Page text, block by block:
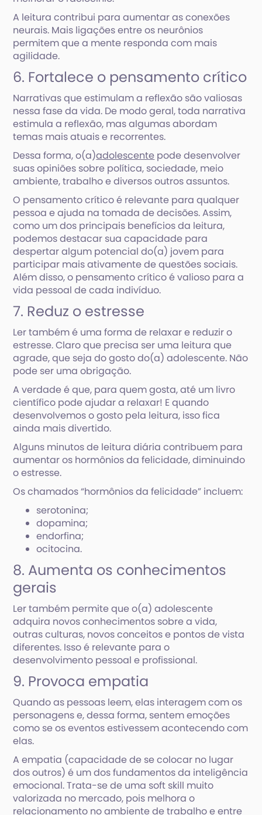
A leitura contribui para aumentar as conexões
neurais. Mais ligações entre os neurônios
permitem que a mente responda com mais
agilidade.
6. Fortalece o pensamento crítico
Narrativas que estimulam a reflexão são valiosas
nessa fase da vida. De modo geral, toda narrativa
estimula a reflexão, mas algumas abordam
temas mais atuais e recorrentes.
Dessa forma, o(a)adolescente pode desenvolver
suas opiniões sobre política, sociedade, meio
ambiente, trabalho e diversos outros assuntos.
O pensamento crítico é relevante para qualquer
pessoa e ajuda na tomada de decisões. Assim,
como um dos principais benefícios da leitura,
podemos destacar sua capacidade para
despertar algum potencial do(a) jovem para
participar mais ativamente de questões sociais.
Além disso, o pensamento crítico é valioso para a
vida pessoal de cada indivíduo.
7. Reduz o estresse
Ler também é uma forma de relaxar e reduzir o
estresse. Claro que precisa ser uma leitura que
agrade, que seja do gosto do(a) adolescente. Não
pode ser uma obrigação.
A verdade é que, para quem gosta, até um livro
científico pode ajudar a relaxar! E quando
desenvolvemos o gosto pela leitura, isso fica
ainda mais divertido.
Alguns minutos de leitura diária contribuem para
aumentar os hormônios da felicidade, diminuindo
o estresse.
Os chamados “hormônios da felicidade” incluem:
serotonina;
dopamina;
endorfina;
ocitocina.
8. Aumenta os conhecimentos
gerais
Ler também permite que o(a) adolescente
adquira novos conhecimentos sobre a vida,
outras culturas, novos conceitos e pontos de vista
diferentes. Isso é relevante para o
desenvolvimento pessoal e profissional.
9. Provoca empatia
Quando as pessoas leem, elas interagem com os
personagens e, dessa forma, sentem emoções
como se os eventos estivessem acontecendo com
elas.
A empatia (capacidade de se colocar no lugar
dos outros) é um dos fundamentos da inteligência
emocional. Trata-se de uma soft skill muito
valorizada no mercado, pois melhora o
relacionamento no ambiente de trabalho e entre